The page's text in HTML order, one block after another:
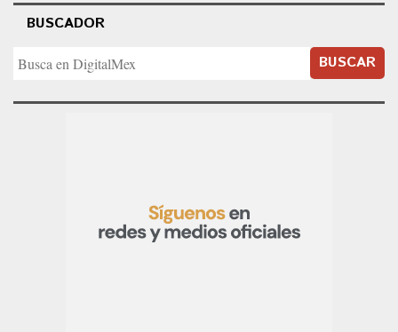
BUSCADOR
BUSCAR